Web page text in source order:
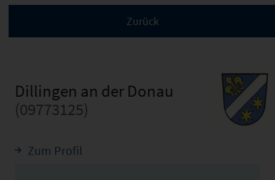
Dillingen an der Donau
(09773125)
Zum Profil